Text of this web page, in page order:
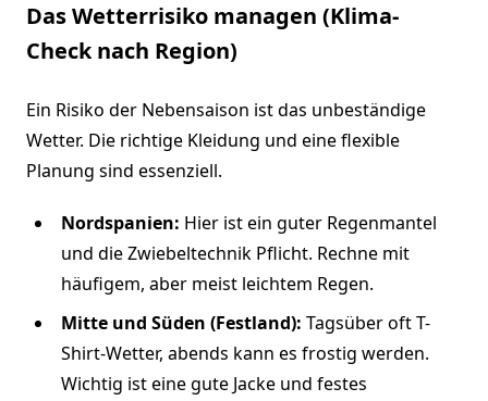
Das Wetterrisiko managen (Klima-
Check nach Region)
Ein Risiko der Nebensaison ist das unbeständige
Wetter. Die richtige Kleidung und eine flexible
Planung sind essenziell.
Nordspanien: Hier ist ein guter Regenmantel
und die Zwiebeltechnik Pflicht. Rechne mit
häufigem, aber meist leichtem Regen.
Mitte und Süden (Festland): Tagsüber oft T-
Shirt-Wetter, abends kann es frostig werden.
Wichtig ist eine gute Jacke und festes